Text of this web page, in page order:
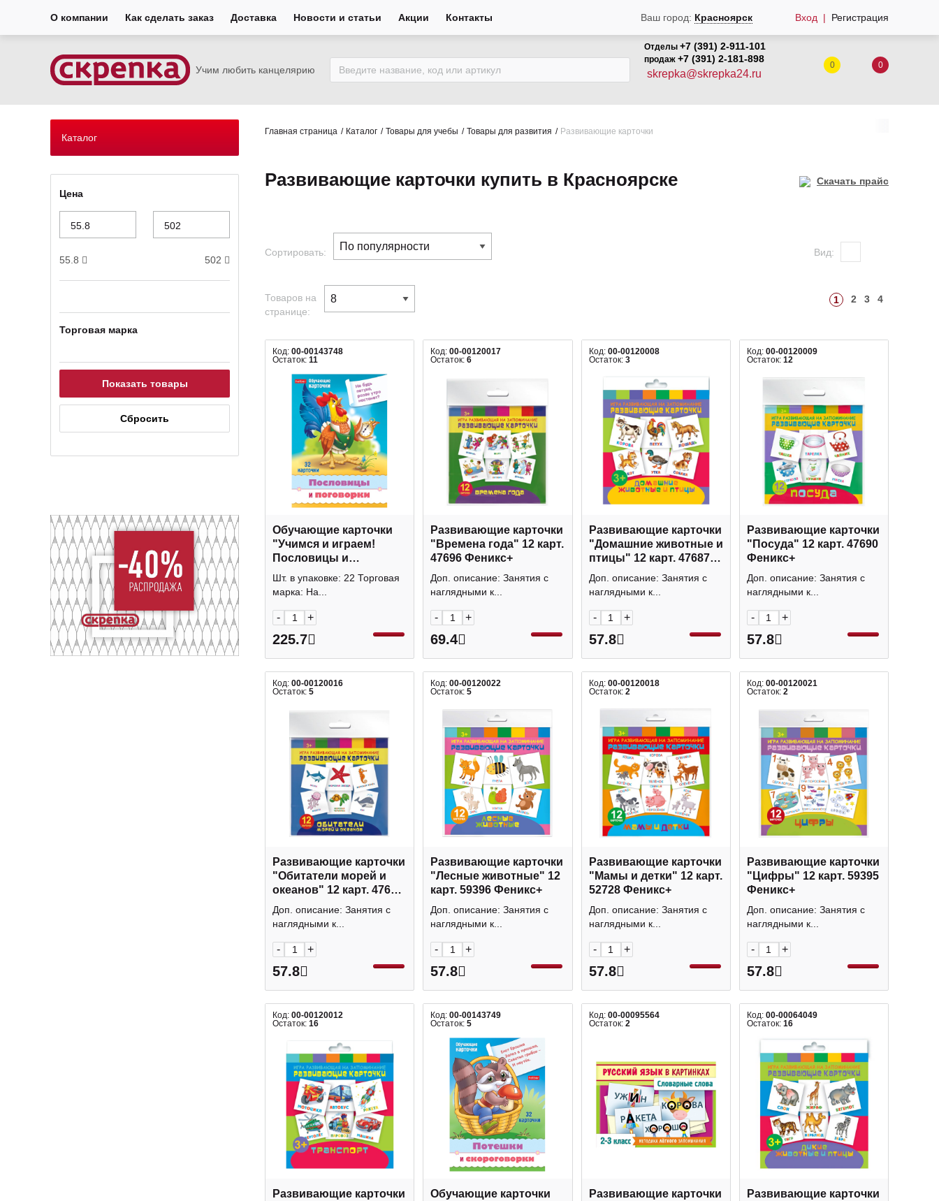
О компании Как сделать заказ Доставка Новости и статьи Акции Контакты Ваш город: Красноярск Вход Регистрация
Учим любить канцелярию
Отделы +7 (391) 2-911-101
продаж +7 (391) 2-181-898
skrepka@skrepka24.ru
0 0
Каталог
Цена
55.8 502
Торговая марка
Главная страница Каталог Товары для учебы Товары для развития Развивающие карточки
Развивающие карточки купить в Красноярске Скачать прайс
Сортировать: Вид:
Товаров на
странице:
1 2 3 4
Код: 00-00143748
Остаток: 11
Обучающие карточки
"Учимся и играем!
Пословицы и
поговорки" 32 карт.
Ир5_31328 Hatber
Шт. в упаковке: 22 Торговая
марка: Ha...
- +
225.7
Код:00-00120017
Остаток:6
Развивающие карточки
"Времена года" 12 карт.
47696 Феникс+
Доп. описание: Занятия с
наглядными к...
- +
69.4
Код: 00-00120008
Остаток: 3
Развивающие карточки
"Домашние животные и
птицы" 12 карт. 47687
Феникс+
Доп. описание: Занятия с
наглядными к...
- +
57.8
Код: 00-00120009
Остаток: 12
Развивающие карточки
"Посуда" 12 карт. 47690
Феникс+
Доп. описание: Занятия с
наглядными к...
- +
57.8
Код: 00-00120016
Остаток: 5
Развивающие карточки
"Обитатели морей и
океанов" 12 карт. 47695
Феникс+
Доп. описание: Занятия с
наглядными к...
- +
57.8
Код:00-00120022
Остаток:5
Развивающие карточки
"Лесные животные" 12
карт. 59396 Феникс+
Доп. описание: Занятия с
наглядными к...
- +
57.8
Код: 00-00120018
Остаток: 2
Развивающие карточки
"Мамы и детки" 12 карт.
52728 Феникс+
Доп. описание: Занятия с
наглядными к...
- +
57.8
Код: 00-00120021
Остаток: 2
Развивающие карточки
"Цифры" 12 карт. 59395
Феникс+
Доп. описание: Занятия с
наглядными к...
- +
57.8
Код: 00-00120012
Остаток: 16
Развивающие карточки
Код:00-00143749
Остаток:5
Обучающие карточки
Код: 00-00095564
Остаток: 2
Развивающие карточки
Код: 00-00064049
Остаток: 16
Развивающие карточки